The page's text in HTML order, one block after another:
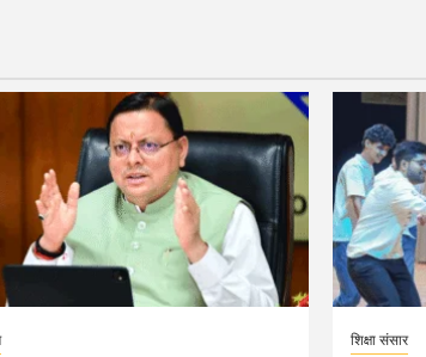
शिक्षा संसार